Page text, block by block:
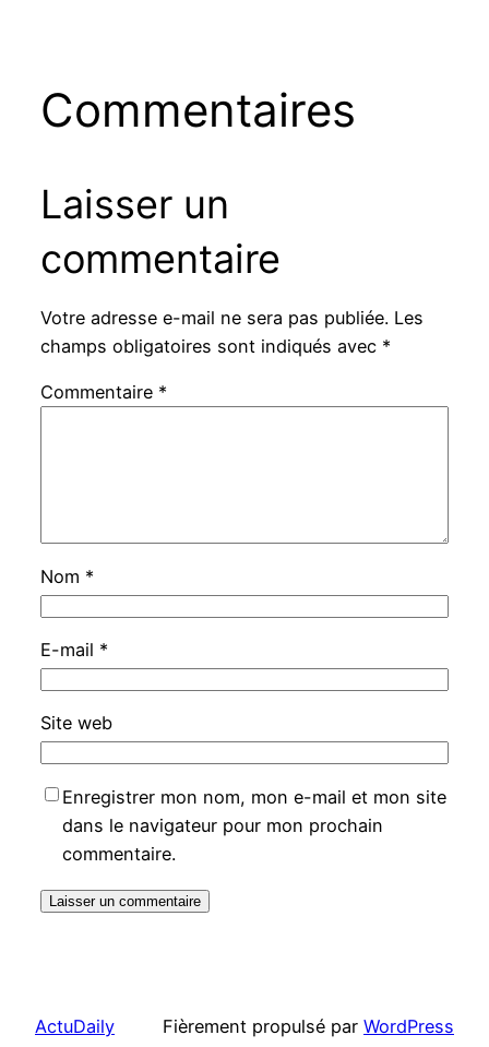
Commentaires
Laisser un
commentaire
Votre adresse e-mail ne sera pas publiée. Les
champs obligatoires sont indiqués avec *
Commentaire *
Nom *
E-mail *
Site web
Enregistrer mon nom, mon e-mail et mon site
dans le navigateur pour mon prochain
commentaire.
ActuDaily Fièrement propulsé par WordPress